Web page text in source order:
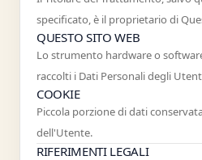
specificato, è il proprietario di
QUESTO SITO WEB
Lo strumento hardware o
raccolti i Dati Personali degli
COOKIE
Piccola porzione di dati
dell'Utente.
RIFERIMENTI LEGALI